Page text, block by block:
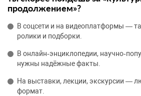
продолжением»?
В соцсети и на видеоплатформы —
ролики и подборки.
В онлайн‑энциклопедии,
нужны надёжные факты.
На выставки, лекции, экскурсии —
формат.